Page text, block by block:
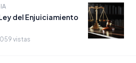
del Enjuiciamiento
vistas